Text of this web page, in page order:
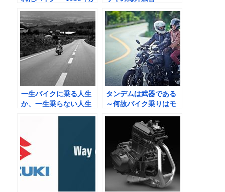
一生バイクに乗る人生
か、一生乗らない人生
タンデムは武器である
～何故バイク乗りはモ